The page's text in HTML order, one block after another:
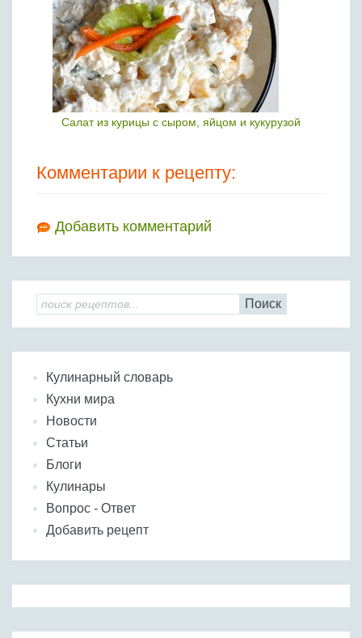
Салат из курицы с сыром, яйцом и кукурузой
Комментарии к рецепту:
Добавить комментарий
Поиск
Кулинарный словарь
Кухни мира
Новости
Статьи
Блоги
Кулинары
Вопрос - Ответ
Добавить рецепт